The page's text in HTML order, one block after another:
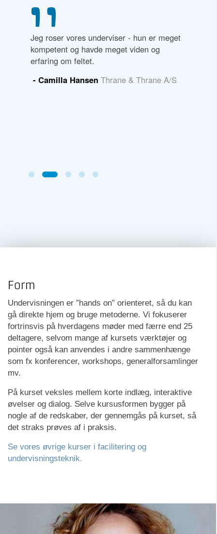
Jeg roser vores underviser - hun er meget
kompetent og havde meget viden og
erfaring om feltet.
- Camilla Hansen Thrane & Thrane A/S
Form
Undervisningen er ”hands on” orienteret, så du kan
gå direkte hjem og bruge metoderne. Vi fokuserer
fortrinsvis på hverdagens møder med færre end 25
deltagere, selvom mange af kursets værktøjer og
pointer også kan anvendes i andre sammenhænge
som fx konferencer, workshops, generalforsamlinger
mv.
På kurset veksles mellem korte indlæg, interaktive
øvelser og dialog. Selve kursusformen bygger på
nogle af de redskaber, der gennemgås på kurset, så
det straks prøves af i praksis.
Se vores øvrige kurser i facilitering og
undervisningsteknik.